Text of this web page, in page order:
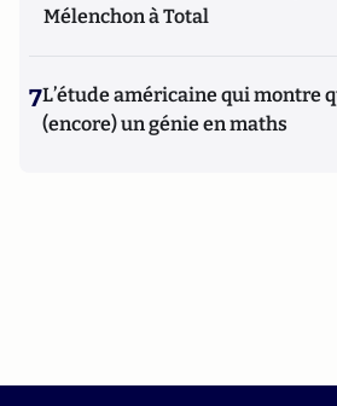
Mélenchon à Total
7L’étude américaine qui montre
(encore) un génie en maths